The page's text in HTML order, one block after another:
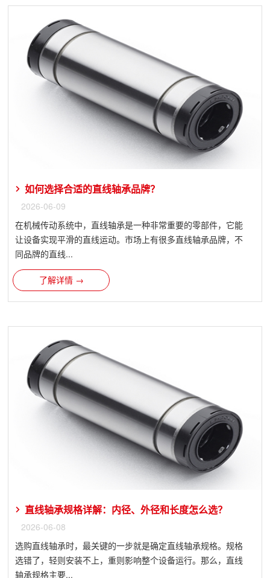
如何选择合适的直线轴承品牌？
2026-06-09
在机械传动系统中，直线轴承是一种非常重要的零部件，它能
让设备实现平滑的直线运动。市场上有很多直线轴承品牌，不
同品牌的直线...
了解详情 →
直线轴承规格详解：内径、外径和长度怎么选？
2026-06-08
选购直线轴承时，最关键的一步就是确定直线轴承规格。规格
选错了，轻则安装不上，重则影响整个设备运行。那么，直线
轴承规格主要...